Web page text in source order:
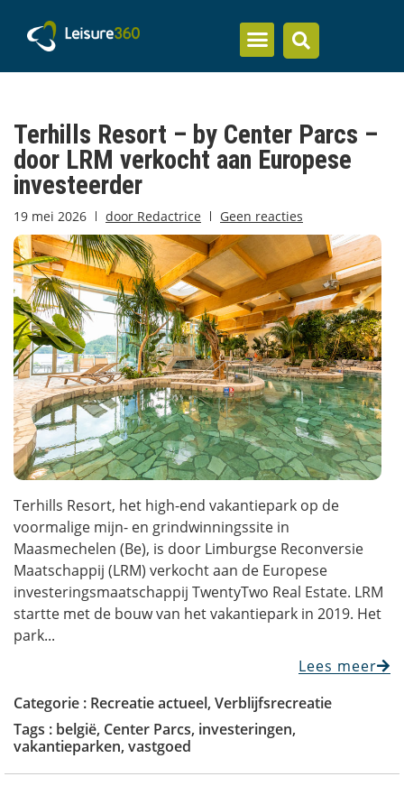
Terhills Resort – by Center Parcs –
door LRM verkocht aan Europese
investeerder
19 mei 2026 door Redactrice Geen reacties
Terhills Resort, het high-end vakantiepark op de
voormalige mijn- en grindwinningssite in
Maasmechelen (Be), is door Limburgse Reconversie
Maatschappij (LRM) verkocht aan de Europese
investeringsmaatschappij TwentyTwo Real Estate. LRM
startte met de bouw van het vakantiepark in 2019. Het
park...
Lees meer
Categorie : Recreatie actueel, Verblijfsrecreatie
Tags : belgië, Center Parcs, investeringen,
vakantieparken, vastgoed